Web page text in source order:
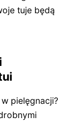
tuje będą
pielęgnacji?